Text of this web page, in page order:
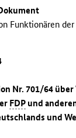
Funktionären
Nr. 701/64
FDP und
und